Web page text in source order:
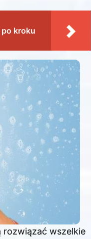
kroku
rozwiązać wszelkie